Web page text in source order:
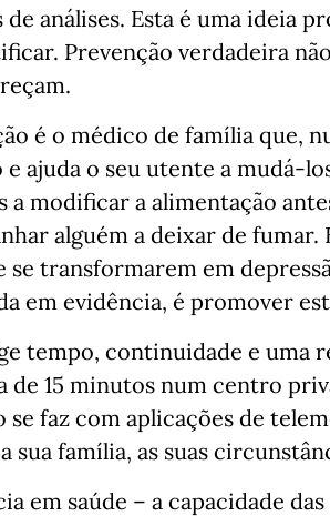
de análises. Esta é uma ideia
Prevenção verdadeira
é o médico de família que,
ajuda o seu utente a mudá-
a modificar a alimentação
alguém a deixar de
se transformarem em
em evidência, é promover
tempo, continuidade e uma
de 15 minutos num centro
se faz com aplicações de
sua família, as suas
em saúde – a capacidade